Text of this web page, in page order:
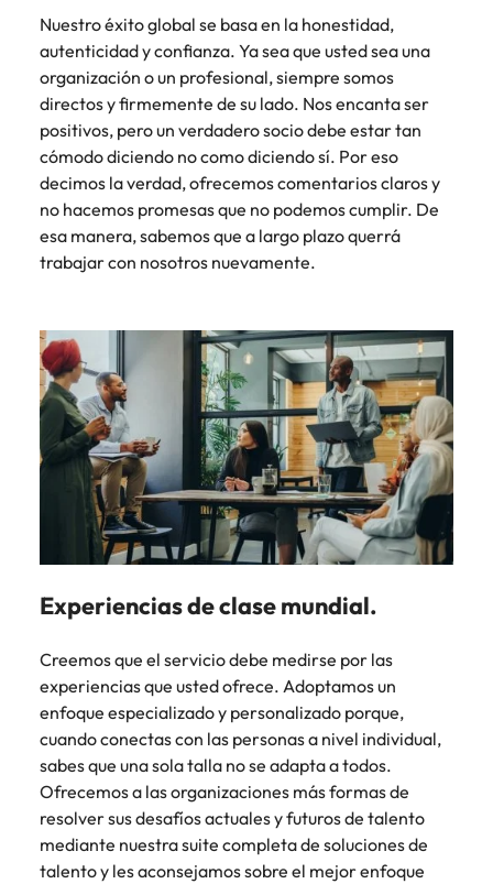
Nuestro éxito global se basa en la honestidad,
autenticidad y confianza. Ya sea que usted sea una
organización o un profesional, siempre somos
directos y firmemente de su lado. Nos encanta ser
positivos, pero un verdadero socio debe estar tan
cómodo diciendo no como diciendo sí. Por eso
decimos la verdad, ofrecemos comentarios claros y
no hacemos promesas que no podemos cumplir. De
esa manera, sabemos que a largo plazo querrá
trabajar con nosotros nuevamente.
Experiencias de clase mundial.
Creemos que el servicio debe medirse por las
experiencias que usted ofrece. Adoptamos un
enfoque especializado y personalizado porque,
cuando conectas con las personas a nivel individual,
sabes que una sola talla no se adapta a todos.
Ofrecemos a las organizaciones más formas de
resolver sus desafíos actuales y futuros de talento
mediante nuestra suite completa de soluciones de
talento y les aconsejamos sobre el mejor enfoque